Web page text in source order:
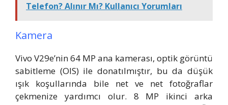
Telefon? Alınır Mı? Kullanıcı Yorumları
Kamera
Vivo V29e’nin 64 MP ana kamerası, optik görüntü
sabitleme (OIS) ile donatılmıştır, bu da düşük
ışık koşullarında bile net ve net fotoğraflar
çekmenize yardımcı olur. 8 MP ikinci arka